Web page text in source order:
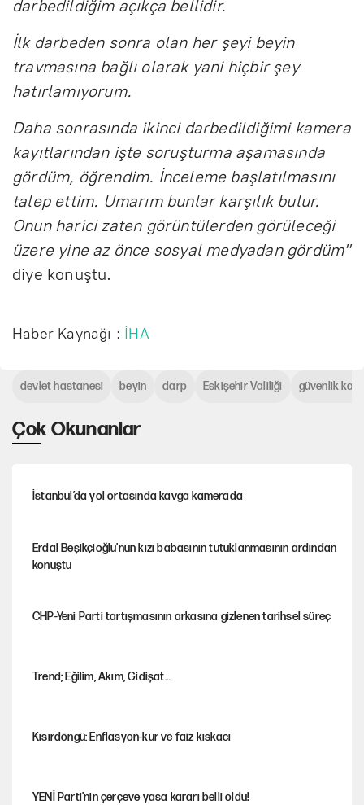
darbedildiğim açıkça bellidir.
İlk darbeden sonra olan her şeyi beyin
travmasına bağlı olarak yani hiçbir şey
hatırlamıyorum.
Daha sonrasında ikinci darbedildiğimi kamera
kayıtlarından işte soruşturma aşamasında
gördüm, öğrendim. İnceleme başlatılmasını
talep ettim. Umarım bunlar karşılık bulur.
Onun harici zaten görüntülerden görüleceği
üzere yine az önce sosyal medyadan gördüm"
diye konuştu.
Haber Kaynağı : İHA
Çok Okunanlar
İstanbul’da yol ortasında kavga kamerada
Erdal Beşikçioğlu'nun kızı babasının tutuklanmasının ardından
konuştu
CHP-Yeni Parti tartışmasının arkasına gizlenen tarihsel süreç
Trend; Eğilim, Akım, Gidişat…
Kısırdöngü: Enflasyon-kur ve faiz kıskacı
YENİ Parti'nin çerçeve yasa kararı belli oldu!
devlet hastanesi beyin darp Eskişehir Valiliği güvenlik